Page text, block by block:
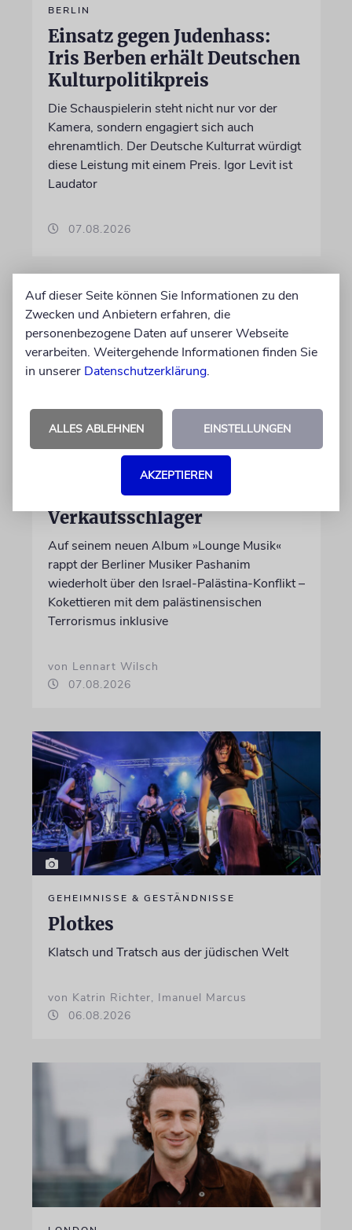
BERLIN
Einsatz gegen Judenhass:
Iris Berben erhält Deutschen
Kulturpolitikpreis
Die Schauspielerin steht nicht nur vor der
Kamera, sondern engagiert sich auch
ehrenamtlich. Der Deutsche Kulturrat würdigt
diese Leistung mit einem Preis. Igor Levit ist
Laudator
07.08.2026
HIPHOP
Rapper Pashanim: »Free
Palestine« als
Verkaufsschlager
Auf seinem neuen Album »Lounge Musik«
rappt der Berliner Musiker Pashanim
wiederholt über den Israel-Palästina-Konflikt –
Kokettieren mit dem palästinensischen
Terrorismus inklusive
von Lennart Wilsch
07.08.2026
GEHEIMNISSE & GESTÄNDNISSE
Plotkes
Klatsch und Tratsch aus der jüdischen Welt
von Katrin Richter, Imanuel Marcus
06.08.2026
Auf dieser Seite können Sie Informationen zu den
Zwecken und Anbietern erfahren, die
personenbezogene Daten auf unserer Webseite
verarbeiten. Weitergehende Informationen finden Sie
in unserer Datenschutzerklärung.
ALLES ABLEHNEN EINSTELLUNGEN
AKZEPTIEREN